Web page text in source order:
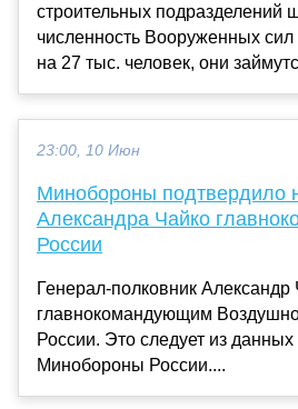
строительных подразделений
численность Вооруженных сил
на 27 тыс. человек, они
23:00, 10 Июн
Минобороны подтвердило
Александра Чайко
России
Генерал-полковник Александр
главнокомандующим
России. Это следует из данных
Минобороны России....